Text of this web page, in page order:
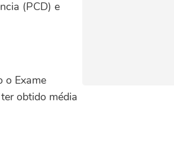
(PCD) e
o Exame
obtido média